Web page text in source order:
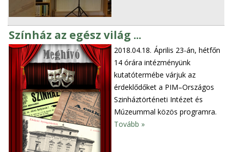
Színház az egész világ ...
2018.04.18. Április 23-án, hétfőn
14 órára intézményünk
kutatótermébe várjuk az
érdeklődőket a PIM–Országos
Szinháztörténeti Intézet és
Múzeummal közös programra.
Tovább »